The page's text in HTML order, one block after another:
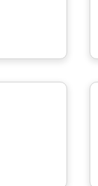
Appartement